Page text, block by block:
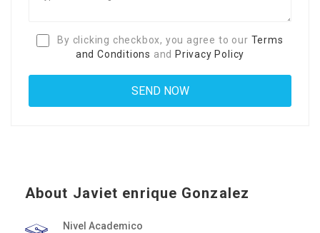
By clicking checkbox, you agree to our Terms
and Conditions and Privacy Policy
About Javiet enrique Gonzalez
Nivel Academico